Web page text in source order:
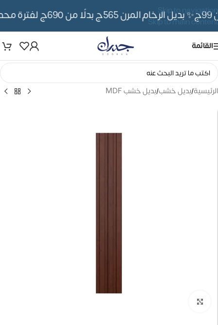
Skip to navigation
Skip to main content
✨ بديل الرخام المرن 565ج بدلًا من 690ج لفترة محدوده
القائمة
الرئيسية/بديل خشب/بديل خشب MDF